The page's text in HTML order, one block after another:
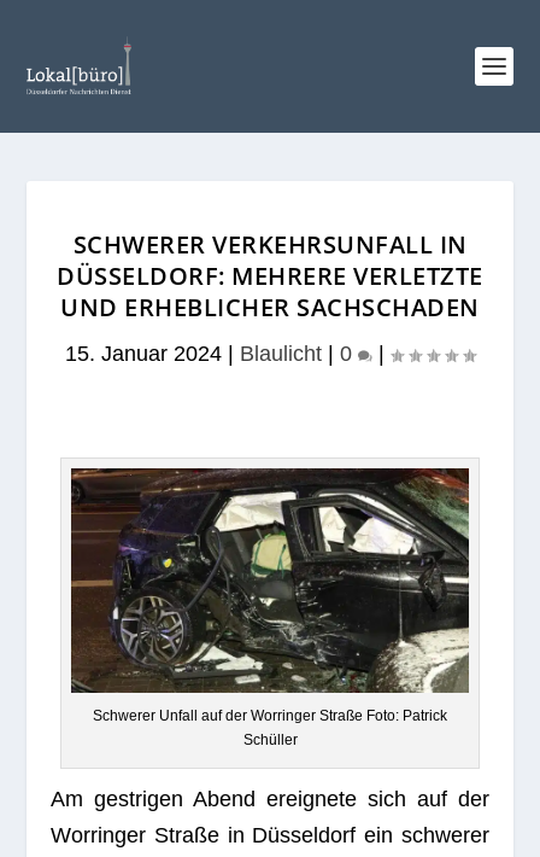
SCHWERER VERKEHRSUNFALL IN
DÜSSELDORF: MEHRERE VERLETZTE
UND ERHEBLICHER SACHSCHADEN
15. Januar 2024 Blaulicht 0
Schwe­rer Unfall auf der Worrin­ger Straße Foto: Patrick
Schüller
Am gest­ri­gen Abend ereig­nete sich auf der
Worrin­ger Straße in Düs­sel­dorf ein schwe­rer